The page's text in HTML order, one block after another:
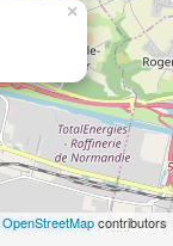
×
OpenStreetMapcontributors